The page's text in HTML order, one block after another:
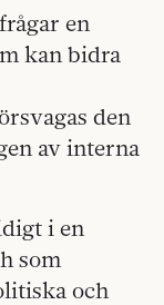
en
kan bidra
den
av interna
i en
som
och